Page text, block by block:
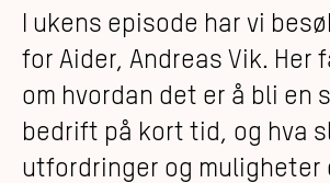
I ukens episode har vi
for Aider, Andreas Vik. Her
om hvordan det er å bli en
bedrift på kort tid, og hva
utfordringer og muligheter